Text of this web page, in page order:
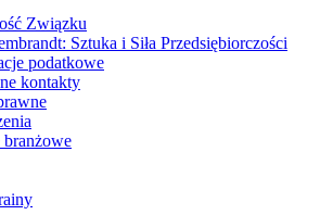
Związku
Sztuka i Siła Przedsiębiorczości
podatkowe
kontakty